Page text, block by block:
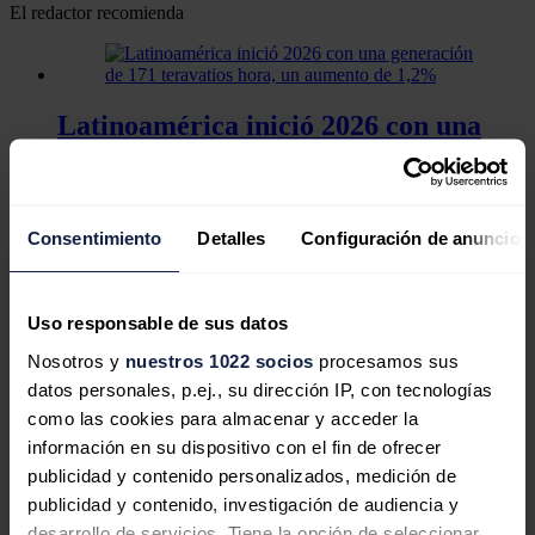
Consentimiento Detalles Configuración de anuncios
Uso responsable de sus datos
Nosotros y nuestros 1022 socios procesamos sus
datos personales, p.ej., su dirección IP, con tecnologías
como las cookies para almacenar y acceder la
información en su dispositivo con el fin de ofrecer
publicidad y contenido personalizados, medición de
publicidad y contenido, investigación de audiencia y
El redactor recomienda
Latinoamérica inició 2026 con una
generación de 171 teravatios hora, un
La principal hidroeléctrica de
la suspensión por sedimentos
Una unidad de la mayor refinería de